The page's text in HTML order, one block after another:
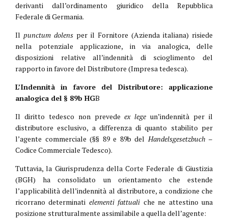
derivanti dall’ordinamento giuridico della Repubblica
Federale di Germania.
Il punctum dolens per il Fornitore (Azienda italiana) risiede
nella potenziale applicazione, in via analogica, delle
disposizioni relative all’indennità di scioglimento del
rapporto in favore del Distributore (Impresa tedesca).
L’Indennità in favore del Distributore: applicazione
analogica del § 89b HGB
Il diritto tedesco non prevedeex lege un’indennità per il
distributore esclusivo, a differenza di quanto stabilito per
l’agente commerciale (§§ 89 e 89b del Handelsgesetzbuch –
Codice Commerciale Tedesco).
Tuttavia, la Giurisprudenza della Corte Federale di Giustizia
(BGH) ha consolidato un orientamento che estende
l’applicabilità dell’indennità al distributore, a condizione che
ricorrano determinati elementi fattuali che ne attestino una
posizione strutturalmente assimilabile a quella dell’agente: